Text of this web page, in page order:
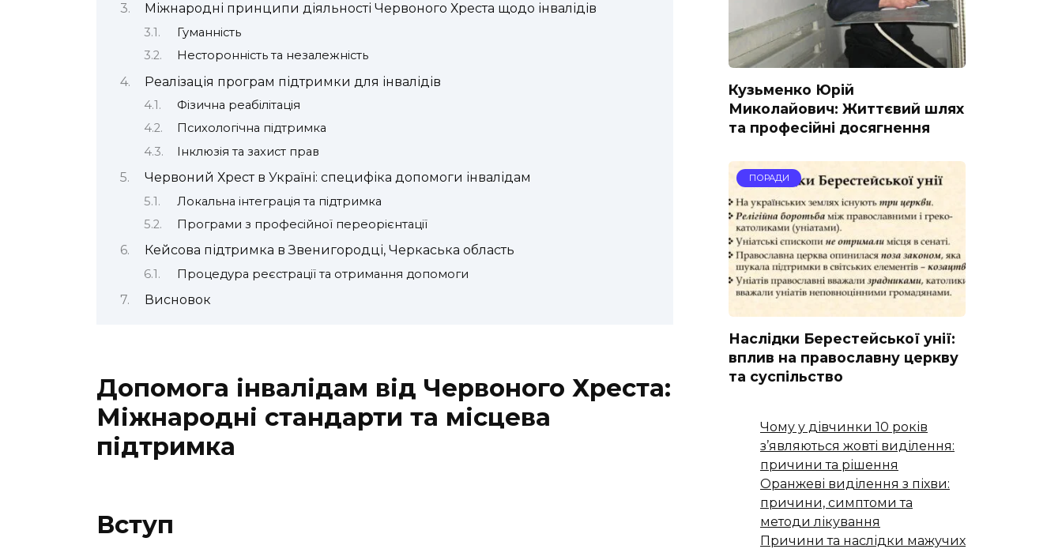
Міжнародні принципи діяльності Червоного Хреста щодо інвалідів
Гуманність
Несторонність та незалежність
Реалізація програм підтримки для інвалідів
Фізична реабілітація
Психологічна підтримка
Інклюзія та захист прав
Червоний Хрест в Україні: специфіка допомоги інвалідам
Локальна інтеграція та підтримка
Програми з професійної переорієнтації
Кейсова підтримка в Звенигородці, Черкаська область
Процедура реєстрації та отримання допомоги
Висновок
Допомога інвалідам від Червоного Хреста:
Міжнародні стандарти та місцева
підтримка
Вступ
Кузьменко Юрій
Миколайович: Життєвий шлях
та професійні досягнення
ПОРАДИ
Наслідки Берестейської унії:
вплив на православну церкву
та суспільство
Чому у дівчинки 10 років
з’являються жовті виділення:
причини та рішення
Оранжеві виділення з піхви:
причини, симптоми та
методи лікування
Причини та наслідки мажучих